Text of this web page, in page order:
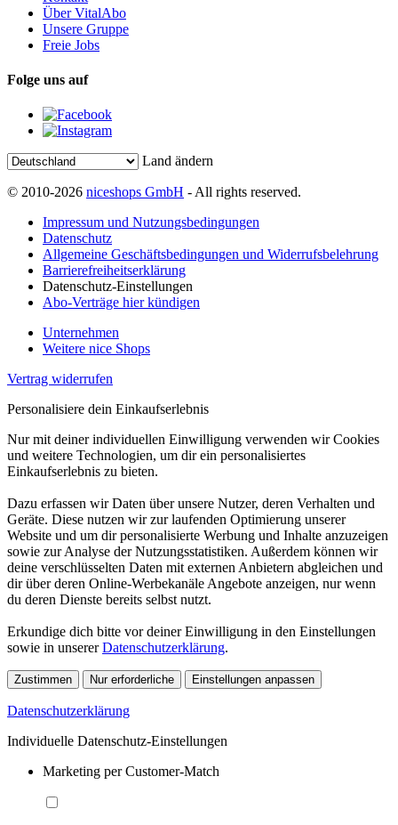
Über VitalAbo
Unsere Gruppe
Freie Jobs
Folge uns auf
Land ändern
© 2010-2026 niceshops GmbH - All rights reserved.
Impressum und Nutzungsbedingungen
Datenschutz
Allgemeine Geschäftsbedingungen und Widerrufsbelehrung
Barrierefreiheitserklärung
Datenschutz-Einstellungen
Abo-Verträge hier kündigen
Unternehmen
Weitere nice Shops
Vertrag widerrufen
Personalisiere dein Einkaufserlebnis
Nur mit deiner individuellen Einwilligung verwenden wir Cookies
und weitere Technologien, um dir ein personalisiertes
Einkaufserlebnis zu bieten.
Dazu erfassen wir Daten über unsere Nutzer, deren Verhalten und
Geräte. Diese nutzen wir zur laufenden Optimierung unserer
Website und um dir personalisierte Werbung und Inhalte anzuzeigen
sowie zur Analyse der Nutzungsstatistiken. Außerdem können wir
deine verschlüsselten Daten mit externen Anbietern abgleichen und
dir über deren Online-Werbekanäle Angebote anzeigen, nur wenn
du deren Dienste bereits selbst nutzt.
Erkundige dich bitte vor deiner Einwilligung in den Einstellungen
sowie in unsererDatenschutzerklärung.
Zustimmen Nur erforderliche Einstellungen anpassen
Datenschutzerklärung
Individuelle Datenschutz-Einstellungen
Marketing per Customer-Match